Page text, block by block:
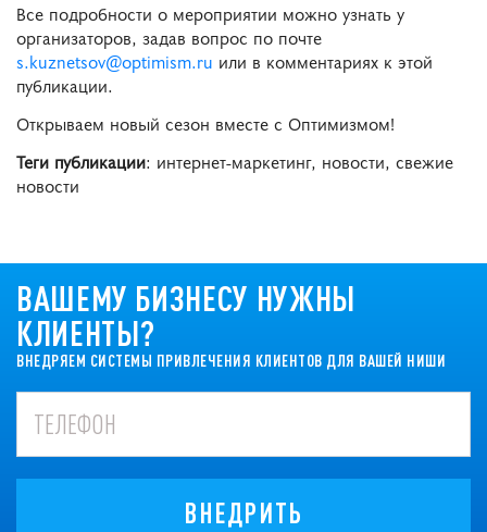
Все подробности о мероприятии можно узнать у
организаторов, задав вопрос по почте
s.kuznetsov@optimism.ru или в комментариях к этой
публикации.
Открываем новый сезон вместе с Оптимизмом!
Теги публикации: интернет-маркетинг, новости, свежие
новости
ВАШЕМУ БИЗНЕСУ НУЖНЫ
КЛИЕНТЫ?
ВНЕДРЯЕМ СИСТЕМЫ ПРИВЛЕЧЕНИЯ КЛИЕНТОВ ДЛЯ ВАШЕЙ НИШИ
ВНЕДРИТЬ